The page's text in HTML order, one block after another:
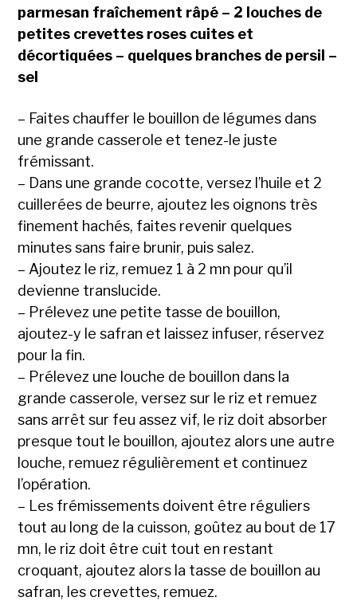
parmesan fraîchement râpé – 2 louches de
petites crevettes roses cuites et
décortiquées – quelques branches de persil –
sel
– Faites chauffer le bouillon de légumes dans
une grande casserole et tenez-le juste
frémissant.
– Dans une grande cocotte, versez l’huile et 2
cuillerées de beurre, ajoutez les oignons très
finement hachés, faites revenir quelques
minutes sans faire brunir, puis salez.
– Ajoutez le riz, remuez 1 à 2 mn pour qu’il
devienne translucide.
– Prélevez une petite tasse de bouillon,
ajoutez-y le safran et laissez infuser, réservez
pour la fin.
– Prélevez une louche de bouillon dans la
grande casserole, versez sur le riz et remuez
sans arrêt sur feu assez vif, le riz doit absorber
presque tout le bouillon, ajoutez alors une autre
louche, remuez régulièrement et continuez
l’opération.
– Les frémissements doivent être réguliers
tout au long de la cuisson, goûtez au bout de 17
mn, le riz doit être cuit tout en restant
croquant, ajoutez alors la tasse de bouillon au
safran, les crevettes, remuez.